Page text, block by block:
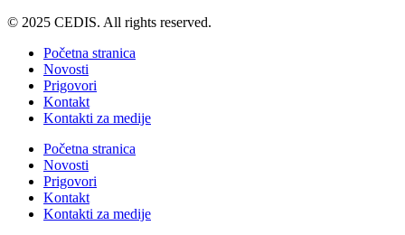
© 2025 CEDIS. All rights reserved.
Početna stranica
Novosti
Prigovori
Kontakt
Kontakti za medije
Početna stranica
Novosti
Prigovori
Kontakt
Kontakti za medije